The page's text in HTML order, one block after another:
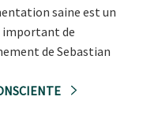
saine est un
de
de Sebastian